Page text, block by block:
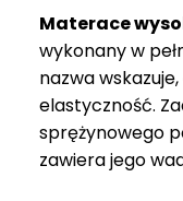
Materace
wykonany w
nazwa
elastyczność.
sprężynowego
zawiera jego